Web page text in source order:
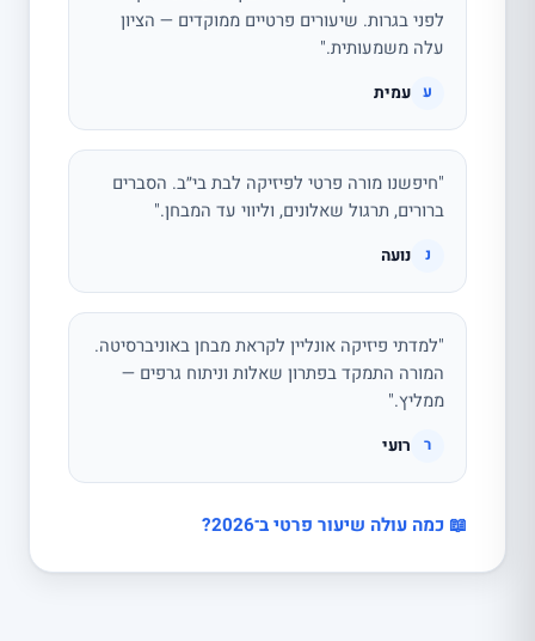
לפני בגרות. שיעורים פרטיים ממוקדים — הציון
עלה משמעותית."
ע עמית
"חיפשנו מורה פרטי לפיזיקה לבת בי״ב. הסברים
ברורים, תרגול שאלונים, וליווי עד המבחן."
נ נועה
"למדתי פיזיקה אונליין לקראת מבחן באוניברסיטה.
המורה התמקד בפתרון שאלות וניתוח גרפים —
ממליץ."
ר רועי
📖 כמה עולה שיעור פרטי ב־2026?